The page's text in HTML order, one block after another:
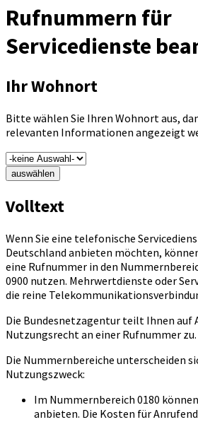
Rufnummern für
Servicedienste
Ihr Wohnort
Bitte wählen Sie Ihren Wohnort aus,
relevanten Informationen angezeigt
auswählen
Volltext
Wenn Sie eine telefonische
Deutschland anbieten möchten,
eine Rufnummer in den
0900 nutzen. Mehrwertdienste oder
die reine
Die Bundesnetzagentur teilt Ihnen auf
Nutzungsrecht an einer Rufnummer zu.
Die Nummernbereiche unterscheiden
Nutzungszweck:
Im Nummernbereich 0180
anbieten. Die Kosten für